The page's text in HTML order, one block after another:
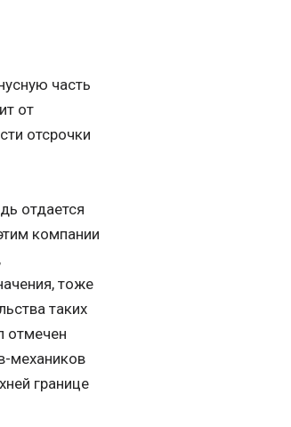
часть
от
отсрочки
отдается
компании
тоже
таких
отмечен
механиков
границе